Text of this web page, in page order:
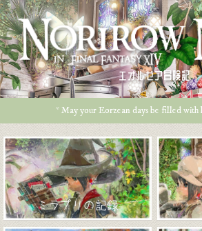
エオルゼア冒険記
* May your Eorzean days be filled with
ミラプリの記録